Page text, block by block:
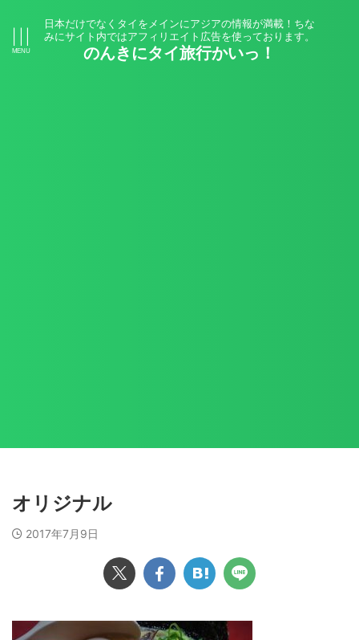
日本だけでなくタイをメインにアジアの情報が満載！ちな
みにサイト内ではアフィリエイト広告を使っております。
のんきにタイ旅行かいっ！
オリジナル
2017年7月9日